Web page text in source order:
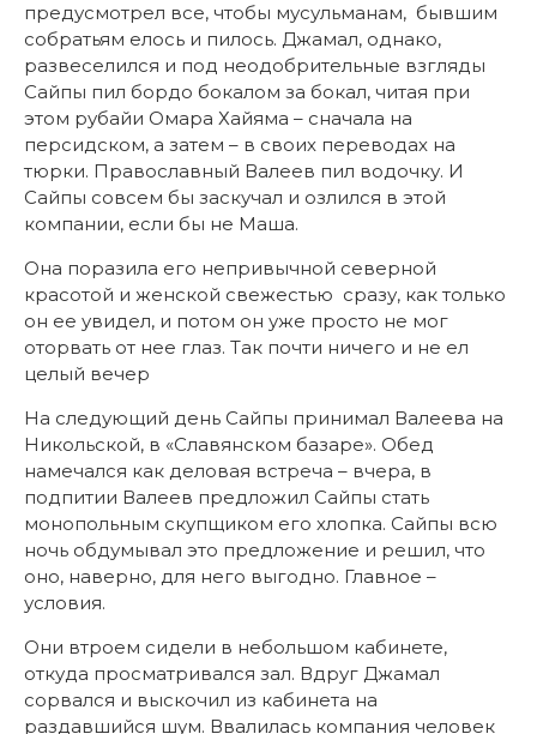
предусмотрел все, чтобы мусульманам, бывшим
собратьям елось и пилось. Джамал, однако,
развеселился и под неодобрительные взгляды
Сайпы пил бордо бокалом за бокал, читая при
этом рубайи Омара Хайяма – сначала на
персидском, а затем – в своих переводах на
тюрки. Православный Валеев пил водочку. И
Сайпы совсем бы заскучал и озлился в этой
компании, если бы не Маша.
Она поразила его непривычной северной
красотой и женской свежестью сразу, как только
он ее увидел, и потом он уже просто не мог
оторвать от нее глаз. Так почти ничего и не ел
целый вечер
На следующий день Сайпы принимал Валеева на
Никольской, в «Славянском базаре». Обед
намечался как деловая встреча – вчера, в
подпитии Валеев предложил Сайпы стать
монопольным скупщиком его хлопка. Сайпы всю
ночь обдумывал это предложение и решил, что
оно, наверно, для него выгодно. Главное –
условия.
Они втроем сидели в небольшом кабинете,
откуда просматривался зал. Вдруг Джамал
сорвался и выскочил из кабинета на
раздавшийся шум. Ввалилась компания человек